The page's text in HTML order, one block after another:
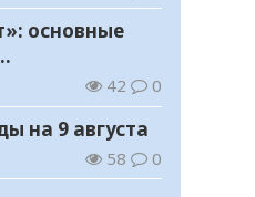
основные
работы в
году
42 0
на 9 августа
58 0